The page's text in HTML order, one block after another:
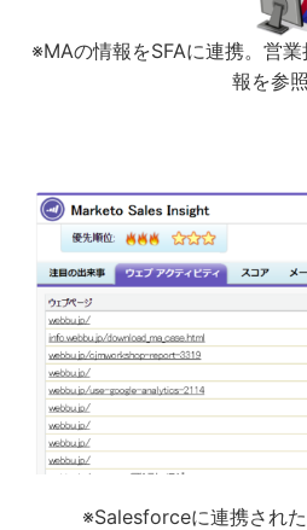
※MAの情報をSFAに連携。営
報を参照
※Salesforceに連携され